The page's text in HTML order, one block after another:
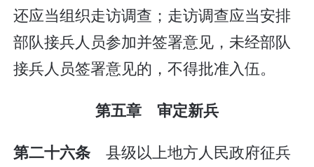
还应当组织走访调查；走访调查应当安排
部队接兵人员参加并签署意见，未经部队
接兵人员签署意见的，不得批准入伍。
第五章 审定新兵
第二十六条 县级以上地方人民政府征兵